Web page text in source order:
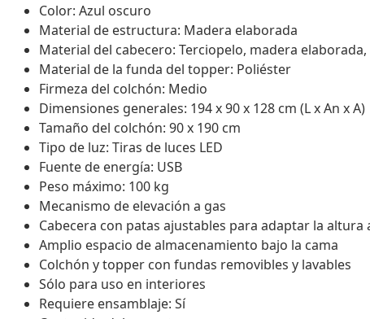
Color: Azul oscuro
Material de estructura: Madera elaborada
Material del cabecero: Terciopelo, madera
Material de la funda del topper: Poliéster
Firmeza del colchón: Medio
Dimensiones generales: 194 x 90 x 128 cm (L x An x A)
Tamaño del colchón: 90 x 190 cm
Tipo de luz: Tiras de luces LED
Fuente de energía: USB
Peso máximo: 100 kg
Mecanismo de elevación a gas
Cabecera con patas ajustables para adaptar la altura
Amplio espacio de almacenamiento bajo la cama
Colchón y topper con fundas removibles y lavables
Sólo para uso en interiores
Requiere ensamblaje: Sí